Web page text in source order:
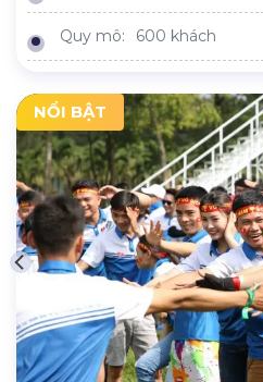
Quy mô: 600 khách
NỔI BẬT